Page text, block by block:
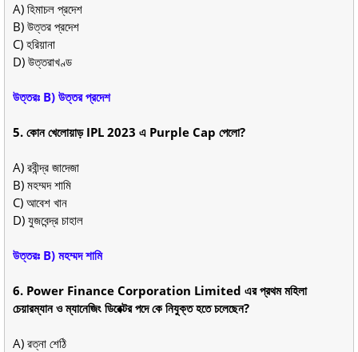
A) হিমাচল প্রদেশ
B) উত্তর প্রদেশ
C) হরিয়ানা
D) উত্তরাখণ্ড
উত্তরঃ B) উত্তর প্রদেশ
5. কোন খেলোয়াড় IPL 2023 এ Purple Cap পেলো?
A) রবীন্দ্র জাদেজা
B) মহম্মদ শামি
C) আবেশ খান
D) যুজবেন্দ্র চাহাল
উত্তরঃ B) মহম্মদ শামি
6. Power Finance Corporation Limited এর প্রথম মহিলা
চেয়ারম্যান ও ম্যানেজিং ডিরেক্টর পদে কে নিযুক্ত হতে চলেছেন?
A) রত্না শেঠি